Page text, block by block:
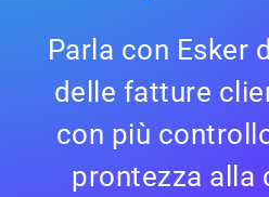
Parla con Esker
delle fatture
con più
prontezza alla